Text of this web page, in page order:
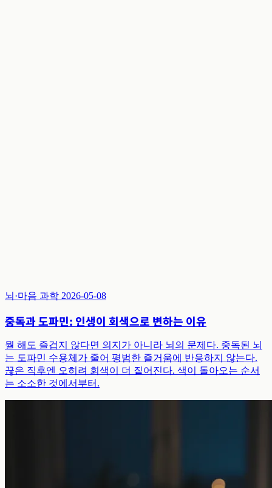
뇌·마음 과학 2026-05-08
중독과 도파민: 인생이 회색으로 변하는 이유
뭘 해도 즐겁지 않다면 의지가 아니라 뇌의 문제다. 중독된 뇌
는 도파민 수용체가 줄어 평범한 즐거움에 반응하지 않는다.
끊은 직후엔 오히려 회색이 더 짙어진다. 색이 돌아오는 순서
는 소소한 것에서부터.